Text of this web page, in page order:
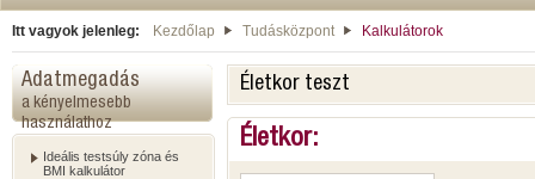
Itt vagyok jelenleg: Kezdőlap Tudásközpont Kalkulátorok
Adatmegadás
a kényelmesebb
használathoz
Ideális testsúly zóna és
BMI kalkulátor
Életkor teszt
Életkor: